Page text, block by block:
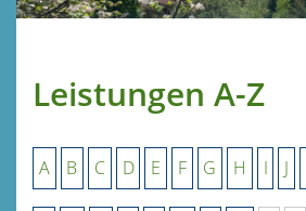
Leistungen A-Z
A B C D E F G H I J